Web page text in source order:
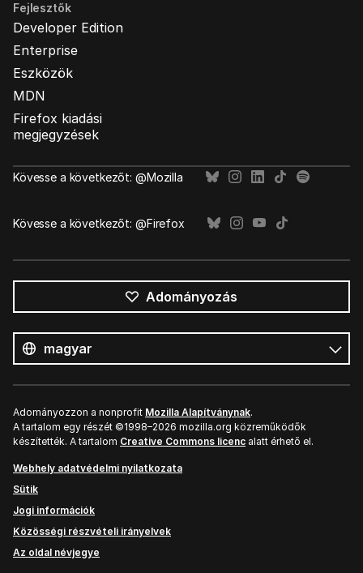
Fejlesztők
Developer Edition
Enterprise
Eszközök
MDN
Firefox kiadási
megjegyzések
Kövesse a következőt: @Mozilla
Kövesse a következőt: @Firefox
Adományozás
nyelv
Nyelv
Adományozzon a nonprofit Mozilla Alapítványnak.
A tartalom egy részét ©1998–2026 mozilla.org közreműködők
készítették. A tartalom Creative Commons licenc alatt érhető el.
Webhely adatvédelmi nyilatkozata
Sütik
Jogi információk
Közösségi részvételi irányelvek
Az oldal névjegye